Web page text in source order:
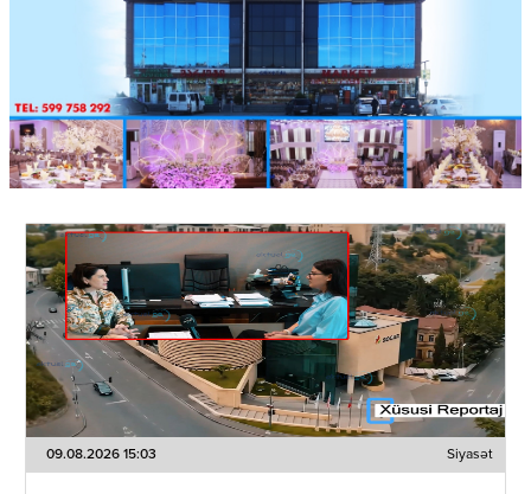
09.08.2026 15:03 Siyasət